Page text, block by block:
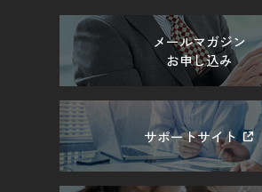
メールマガジン
お申し込み
サポートサイト